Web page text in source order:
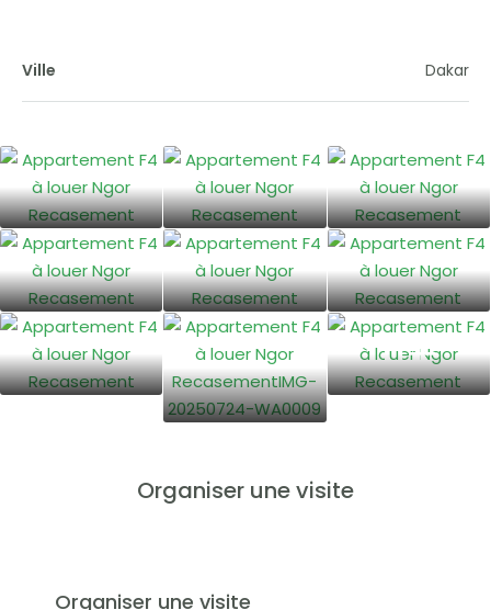
Ville Dakar
11+
Organiser une visite
Organiser une visite